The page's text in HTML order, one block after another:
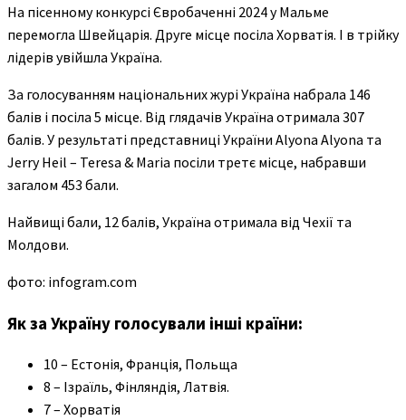
На пісенному конкурсі Євробаченні 2024 у Мальме
перемогла Швейцарія. Друге місце посіла Хорватія. І в трійку
лідерів увійшла Україна.
За голосуванням національних журі Україна набрала 146
балів і посіла 5 місце. Від глядачів Україна отримала 307
балів. У результаті представниці України Alyona Alyona та
Jerry Heil – Teresa & Maria посіли третє місце, набравши
загалом 453 бали.
Найвищі бали, 12 балів, Україна отримала від Чехії та
Молдови.
фото: infogram.com
Як за Україну голосували інші країни:
10 – Естонія, Франція, Польща
8 – Ізраїль, Фінляндія, Латвія.
7 – Хорватія